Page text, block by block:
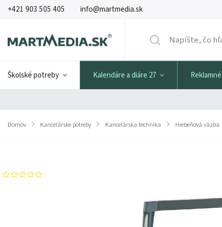
+421 903 505 405 info@martmedia.sk
Školské potreby Kalendáre a diáre 27
Domov / Kancelárske potreby / Kancelárska technika / Hrebeňová väzba